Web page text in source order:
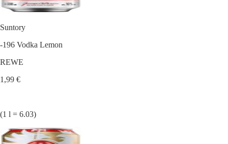
Suntory
-196 Vodka Lemon
REWE
1,99 €
(1 l = 6.03)